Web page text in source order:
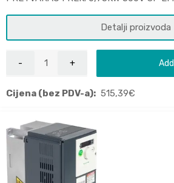
Detalji proizvoda
Cijena (bez PDV-a): 515,39€